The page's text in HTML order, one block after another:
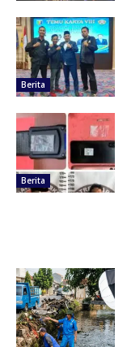
Berita
Berita